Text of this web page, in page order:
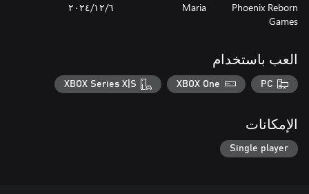
Phoenix Reborn
Games
Maria ٦‏/١٢‏/٢٠٢٤
العب باستخدام
PC
XBOX One
XBOX Series X|S
الإمكانات
Single player